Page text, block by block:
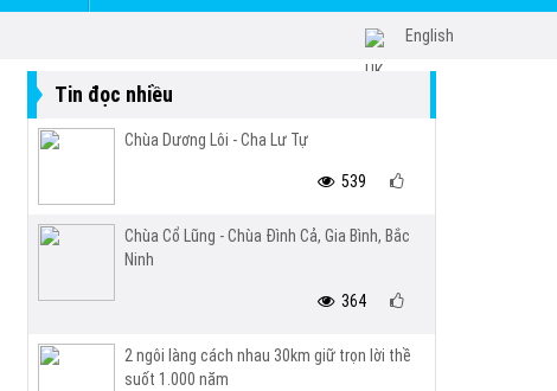
English
Tin đọc nhiều
Chùa Dương Lôi - Cha Lư Tự
539
Chùa Cổ Lũng - Chùa Đình Cả, Gia Bình, Bắc
Ninh
364
2 ngôi làng cách nhau 30km giữ trọn lời thề
suốt 1.000 năm